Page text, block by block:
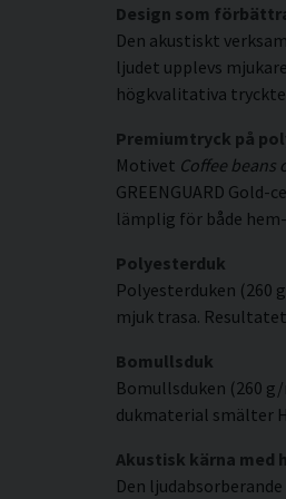
Design som
Den akustiskt
ljudet upplevs
högkvalitativa
Premiumtryck på
Motivet Coffee beans
GREENGUARD
lämplig för både
Polyesterduk
Polyesterduken (260
mjuk trasa.
Bomullsduk
Bomullsduken (260
dukmaterial smälter
Akustisk kärna med
Den